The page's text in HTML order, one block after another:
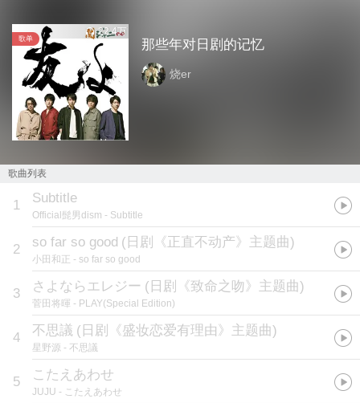
歌单
22.4万
那些年对日剧的记忆
烧er
歌曲列表
1 Subtitle
Official髭男dism - Subtitle
2 so far so good ( 日剧《正直不动产》主题曲)
小田和正 - so far so good
3 さよならエレジー ( 日剧《致命之吻》主题曲)
菅田将暉 - PLAY(Special Edition)
4 不思議 ( 日剧《盛妆恋爱有理由》主题曲)
星野源 - 不思議
5 こたえあわせ
JUJU - こたえあわせ